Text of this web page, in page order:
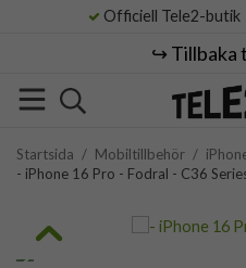
Officiell Tele2-butik
↪️ Tillbaka
Startsida / Mobiltillbehör /
- iPhone 16 Pro - Fodral - C36